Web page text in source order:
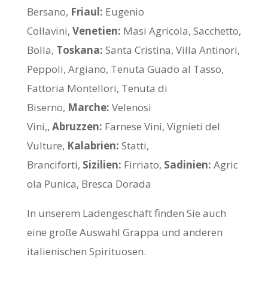
Bersano, Friaul: Eugenio
Collavini, Venetien: Masi Agricola, Sacchetto,
Bolla, Toskana: Santa Cristina, Villa Antinori,
Peppoli, Argiano, Tenuta Guado al Tasso,
Fattoria Montellori, Tenuta di
Biserno, Marche: Velenosi
Vini,, Abruzzen: Farnese Vini, Vignieti del
Vulture, Kalabrien: Statti,
Branciforti, Sizilien: Firriato, Sadinien: Agric
ola Punica, Bresca Dorada
In unserem Ladengeschäft finden Sie auch
eine große Auswahl Grappa und anderen
italienischen Spirituosen.